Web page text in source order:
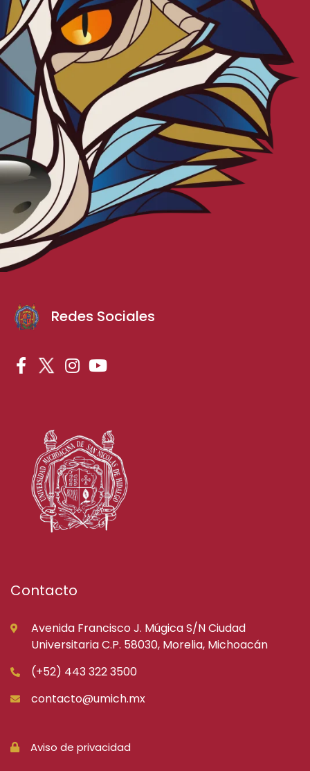
Redes Sociales
Contacto
Avenida Francisco J. Múgica S/N Ciudad
Universitaria C.P. 58030, Morelia, Michoacán
(+52) 443 322 3500
contacto@umich.mx
Aviso de privacidad